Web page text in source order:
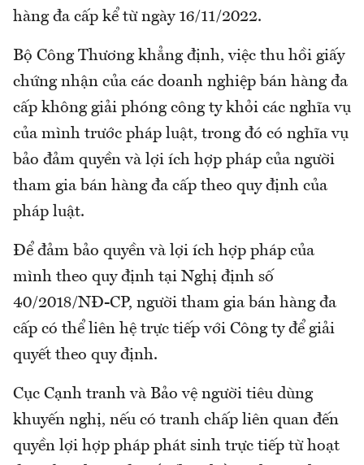
hàng đa cấp kể từ ngày 16/11/2022.
Bộ Công Thương khẳng định, việc thu hồi giấy
chứng nhận của các doanh nghiệp bán hàng đa
cấp không giải phóng công ty khỏi các nghĩa vụ
của mình trước pháp luật, trong đó có nghĩa vụ
bảo đảm quyền và lợi ích hợp pháp của người
tham gia bán hàng đa cấp theo quy định của
pháp luật.
Để đảm bảo quyền và lợi ích hợp pháp của
mình theo quy định tại Nghị định số
40/2018/NĐ-CP, người tham gia bán hàng đa
cấp có thể liên hệ trực tiếp với Công ty để giải
quyết theo quy định.
Cục Cạnh tranh và Bảo vệ người tiêu dùng
khuyến nghị, nếu có tranh chấp liên quan đến
quyền lợi hợp pháp phát sinh trực tiếp từ hoạt